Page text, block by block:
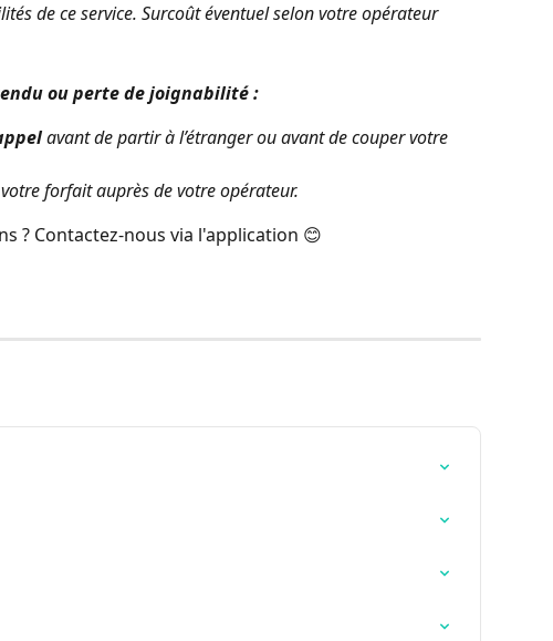
de ce service. Surcoût éventuel selon votre opérateur
ou perte de joignabilité :
avant de partir à l’étranger ou avant de couper votre
forfait auprès de votre opérateur.
? Contactez-nous via l'application 😊